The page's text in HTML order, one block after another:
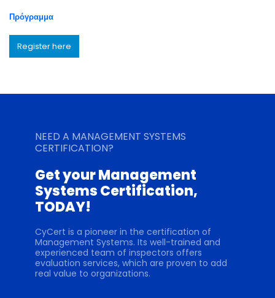
Πρόγραμμα
Register here
NEED A MANAGEMENT SYSTEMS
CERTIFICATION?
Get your Management
Systems Certification,
TODAY!
CyCert is a pioneer in the certification of
Management Systems. Its well-trained and
experienced team of inspectors offers
evaluation services, which are proven to add
real value to organizations.